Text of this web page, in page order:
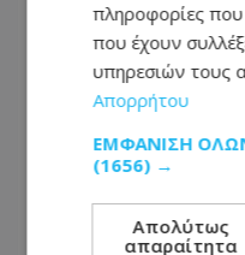
Απολαβές
χιλιάδες ευρώ ο
πληροφορίες που
που έχουν
υπηρεσιών τους
Απορρήτου
ΕΜΦΆΝΙΣΗ
(1656) →
Απολύτως
απαραίτητα